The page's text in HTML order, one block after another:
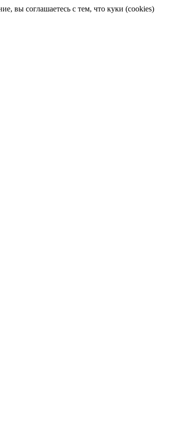
вы соглашаетесь с тем, что куки (cookies)